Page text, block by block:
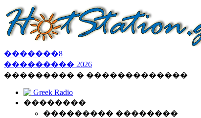
�������8
��������� 2026
��������� � �������������
Greek Radio
��������
��������� ��������